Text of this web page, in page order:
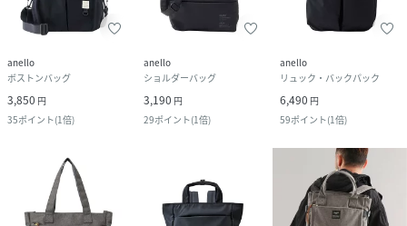
anello
ボストンバッグ
3,850 円
35ポイント(1倍)
anello
ショルダーバッグ
3,190 円
29ポイント(1倍)
anello
リュック・バックパック
6,490 円
59ポイント(1倍)